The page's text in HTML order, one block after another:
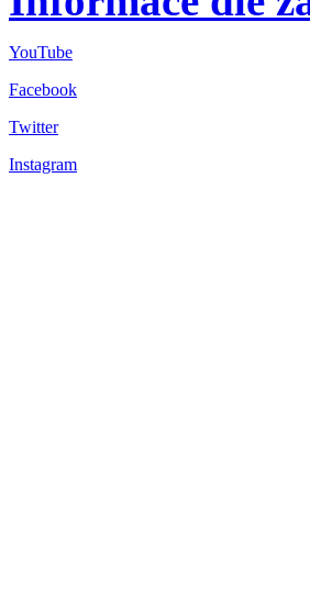
YouTube
Facebook
Twitter
Instagram